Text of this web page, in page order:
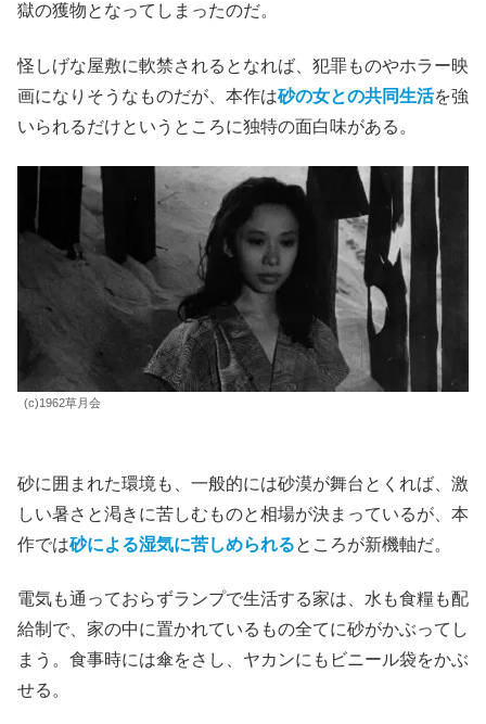
獄の獲物となってしまったのだ。
怪しげな屋敷に軟禁されるとなれば、犯罪ものやホラー映
画になりそうなものだが、本作は砂の女との共同生活を強
いられるだけというところに独特の面白味がある。
(c)1962草月会
砂に囲まれた環境も、一般的には砂漠が舞台とくれば、激
しい暑さと渇きに苦しむものと相場が決まっているが、本
作では砂による湿気に苦しめられるところが新機軸だ。
電気も通っておらずランプで生活する家は、水も食糧も配
給制で、家の中に置かれているもの全てに砂がかぶってし
まう。食事時には傘をさし、ヤカンにもビニール袋をかぶ
せる。